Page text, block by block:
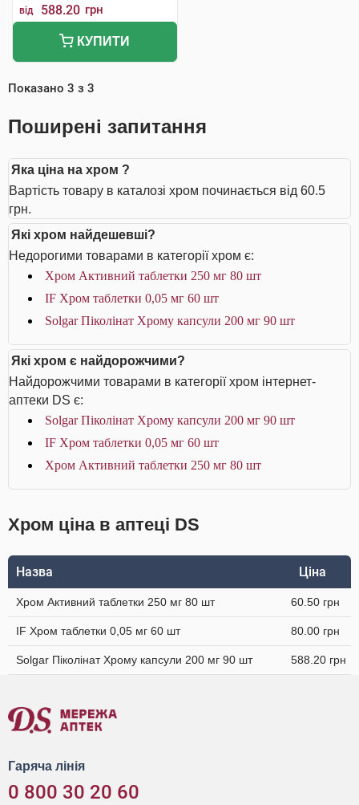
від 588.20 грн
КУПИТИ
Показано 3 з 3
Поширені запитання
Яка ціна на хром ?
Вартість товару в каталозі хром починається від 60.5
грн.
Які хром найдешевші?
Недорогими товарами в категорії хром є:
Хром Активний таблетки 250 мг 80 шт
IF Хром таблетки 0,05 мг 60 шт
Solgar Піколінат Хрому капсули 200 мг 90 шт
Які хром є найдорожчими?
Найдорожчими товарами в категорії хром інтернет-
аптеки DS є:
Solgar Піколінат Хрому капсули 200 мг 90 шт
IF Хром таблетки 0,05 мг 60 шт
Хром Активний таблетки 250 мг 80 шт
Хром ціна в аптеці DS
Назва Ціна
Хром Активний таблетки 250 мг 80 шт 60.50 грн
IF Хром таблетки 0,05 мг 60 шт 80.00 грн
Solgar Піколінат Хрому капсули 200 мг 90 шт 588.20 грн
Гаряча лінія
0 800 30 20 60